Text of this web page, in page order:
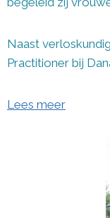
Naast
Practitioner bij
Lees meer